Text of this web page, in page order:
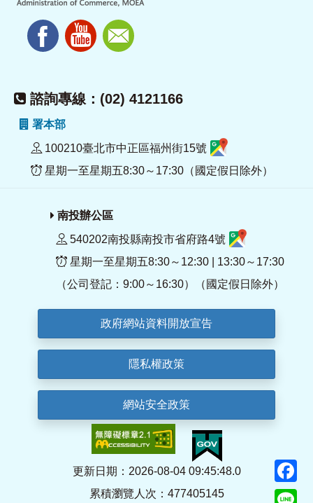
諮詢專線：(02) 4121166
署本部
100210臺北市中正區福州街15號
星期一至星期五8:30～17:30（國定假日除外）
南投辦公區
540202南投縣南投市省府路4號
星期一至星期五8:30～12:30 | 13:30～17:30
（公司登記：9:00～16:30）（國定假日除外）
政府網站資料開放宣告
隱私權政策
網站安全政策
更新日期：2026-08-04 09:45:48.0
累積瀏覽人次：477405145